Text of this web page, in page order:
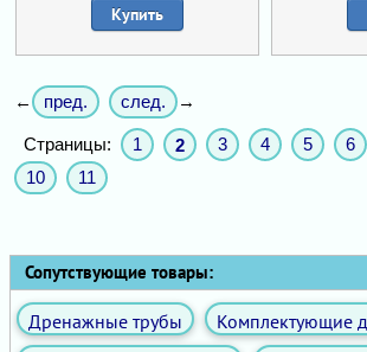
Купить
← пред. след. →
Страницы: 1 2 3 4 5 6
10
11
Сопутствующие товары:
Дренажные трубы
Комплектующие